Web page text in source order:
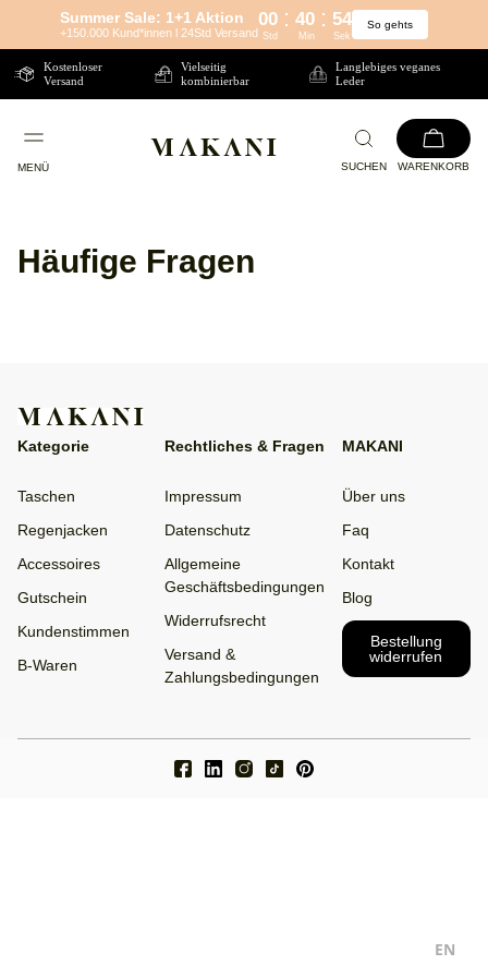
Direkt
zum
Inhalt
Summer Sale: 1+1 Aktion
+150.000 Kund*innen l 24Std Versand
00 : 40 : 54
Std Min Sek
So gehts
Kostenloser
Versand
Vielseitig
kombinierbar
Langlebiges veganes
Leder
MENÜ SUCHEN WARENKORB
Häufige Fragen
Kategorie
Taschen
Regenjacken
Accessoires
Gutschein
Kundenstimmen
B-Waren
Rechtliches & Fragen
Impressum
Datenschutz
Allgemeine
Geschäftsbedingungen
Widerrufsrecht
Versand &
Zahlungsbedingungen
MAKANI
Über uns
Faq
Kontakt
Blog
Bestellung
widerrufen
Facebook
LinkedInInstagram
TikTokPinterest
EN